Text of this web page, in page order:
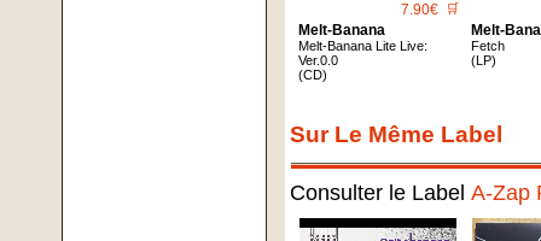
7.90€ 🛒
Melt-Banana
Melt-Banana Lite Live:
Ver.0.0
(CD)
Melt-
Fetch
(LP)
Sur Le Même Label
Consulter le LabelA-Zap